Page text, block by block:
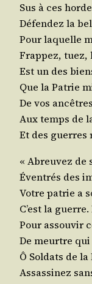
Sus à ces
Défen­dez la
Pour laquelle
Frap­pez, tuez,
Est un des
Que la Patrie
De vos
Aux temps de
Et des guerres
« Abreu­vez de
Éven­trés des
Votre patrie a
C’est la
Pour assou­vir
De meurtre
Ô Sol­dats de
Assas­si­nez